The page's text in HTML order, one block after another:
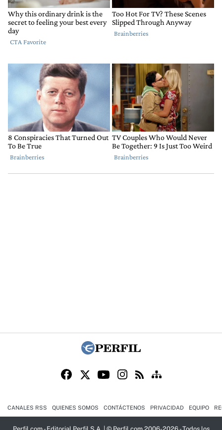
CANALES RSS QUIENES SOMOS CONTÁCTENOS PRIVACIDAD EQUIPO